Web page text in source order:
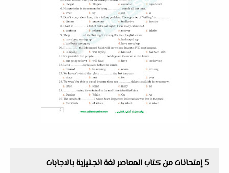
5 إمتحانات من كتاب المعاصر لغة انجليزية بالاجابات